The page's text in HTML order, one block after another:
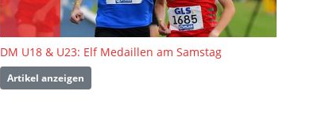
DM U18 & U23: Elf Medaillen am Samstag
Artikel anzeigen